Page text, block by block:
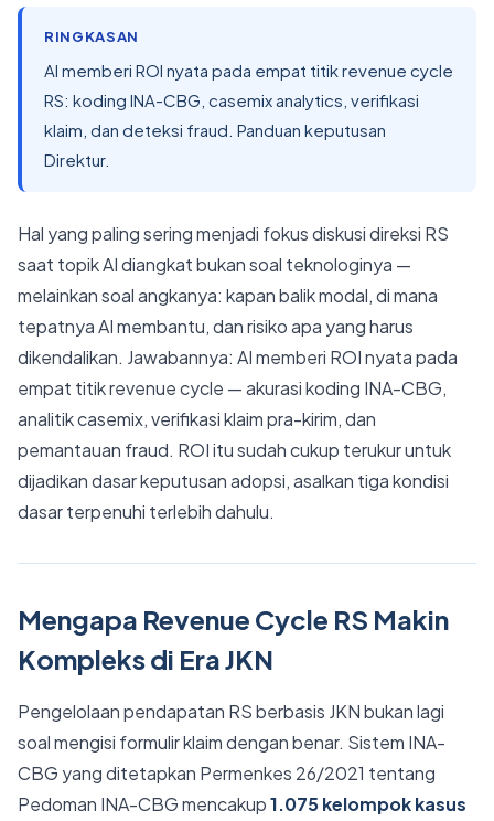
RINGKASAN
AI memberi ROI nyata pada empat titik revenue cycle
RS: koding INA-CBG, casemix analytics, verifikasi
klaim, dan deteksi fraud. Panduan keputusan
Direktur.
Hal yang paling sering menjadi fokus diskusi direksi RS
saat topik AI diangkat bukan soal teknologinya —
melainkan soal angkanya: kapan balik modal, di mana
tepatnya AI membantu, dan risiko apa yang harus
dikendalikan. Jawabannya: AI memberi ROI nyata pada
empat titik revenue cycle — akurasi koding INA-CBG,
analitik casemix, verifikasi klaim pra-kirim, dan
pemantauan fraud. ROI itu sudah cukup terukur untuk
dijadikan dasar keputusan adopsi, asalkan tiga kondisi
dasar terpenuhi terlebih dahulu.
Mengapa Revenue Cycle RS Makin
Kompleks di Era JKN
Pengelolaan pendapatan RS berbasis JKN bukan lagi
soal mengisi formulir klaim dengan benar. Sistem INA-
CBG yang ditetapkan Permenkes 26/2021 tentang
Pedoman INA-CBG mencakup1.075 kelompok kasus